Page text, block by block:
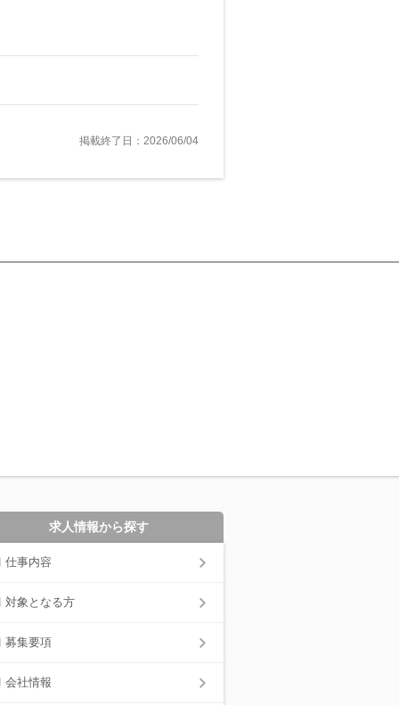
掲載終了日：2026/06/04
求人情報から探す
仕事内容
対象となる方
募集要項
会社情報